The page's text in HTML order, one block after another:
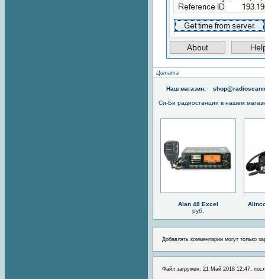
Цитата
Наш магазин:
Си-Би радиостанции в нашем
Alan 48 Excel
руб.
Добавлять комментарии могут только
Файл загружен: 21 Май 2018 12:47,